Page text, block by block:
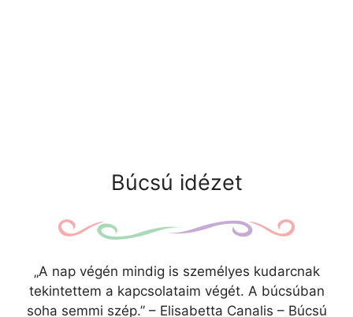
Búcsú idézet
„A nap végén mindig is személyes kudarcnak
tekintettem a kapcsolataim végét. A búcsúban
soha semmi szép.” – Elisabetta Canalis – Búcsú